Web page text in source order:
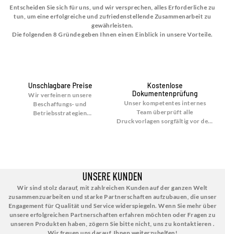
Entscheiden Sie sich für uns, und wir versprechen, alles Erforderliche zu
tun, um eine erfolgreiche und zufriedenstellende Zusammenarbeit zu
gewährleisten.
Die folgenden 8 Gründe geben Ihnen einen Einblick in unsere Vorteile.
Unschlagbare Preise
Wir verfeinern unsere
Beschaffungs- und
Betriebsstrategien
Bestellung von einem
hervorragenden Preis-Leistungs-
Verhältnis profitieren
Kostenlose
Dokumentenprüfung
Unser kompetentes internes
Team überprüft alle
Druckvorlagen sorgfältig vor dem
UNSERE KUNDEN
Wir sind stolz darauf, mit zahlreichen Kunden auf der ganzen Welt
zusammenzuarbeiten und starke Partnerschaften aufzubauen, die unser
Engagement für Qualität und Service widerspiegeln. Wenn Sie mehr über
unsere erfolgreichen Partnerschaften erfahren möchten oder Fragen zu
unseren Produkten haben, zögern Sie bitte nicht, uns zu kontaktieren .